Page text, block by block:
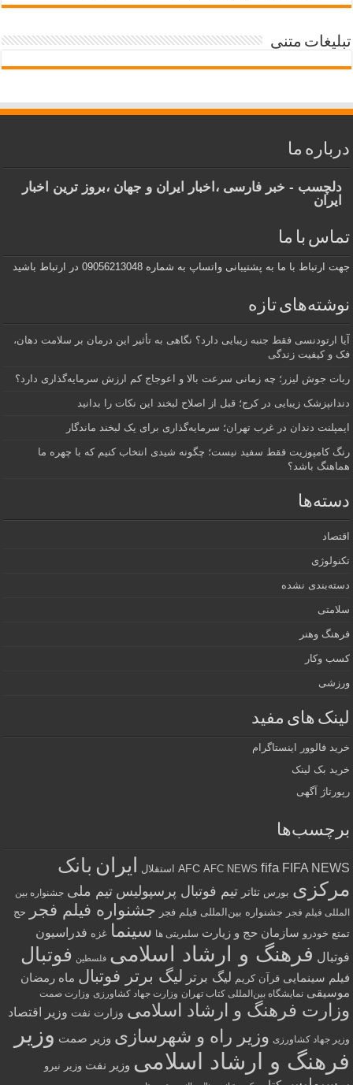
تبلیغات متنی
درباره ما
دلچسب - خبر فارسی ،اخبار ایران و جهان ،بروز ترین اخبار
ایران
تماس با ما
جهت ارتباط با ما به پشتیبانی واتساپ به شماره 09056213048 در ارتباط باشید
نوشته‌های تازه
آیا ارتودنسی فقط جنبه زیبایی دارد؟ نگاهی به تأثیر این درمان بر سلامت دهان،
فک و کیفیت زندگی
ربات جوش لیزر؛ چه زمانی سرعت بالا و اعوجاج کم ارزش سرمایه‌گذاری دارد؟
دندانپزشک زیبایی در کرج؛ قبل از اصلاح لبخند این نکات را بدانید
ایمپلنت دندان در غرب تهران؛ سرمایه‌گذاری برای یک لبخند ماندگار
رنگ کامپوزیت فقط سفید نیست؛ چگونه شیدی انتخاب کنیم که با چهره ما
هماهنگ باشد؟
دسته‌ها
اقتصاد
تکنولوژی
دسته‌بندی نشده
سلامتی
فرهنگ وهنر
کسب وکار
ورزشی
لینک های مفید
خرید فالوور اینستاگرام
خرید بک لینک
رپورتاژ آگهی
برچسب‌ها
AFC AFC NEWS fifa FIFA NEWS استقلال ایران بانک
مرکزی بورس تئاتر تیم فوتبال پرسپولیس تیم ملی جشنواره بین
المللی فیلم فجر جشنواره بین‌المللی فیلم فجر جشنواره فیلم فجر
حج
تمتع خودرو سازمان حج و زیارت سلبریتی ها سینما غزه فدراسیون
فوتبال فرهنگ و ارشاد اسلامی فلسطین فوتبال
فیلم سینمایی قرآن کریم لیگ برتر لیگ برتر فوتبال ماه رمضان
موسیقی نمایشگاه بین‌المللی کتاب تهران وزارت جهاد کشاورزی وزارت صمت
وزارت فرهنگ و ارشاد اسلامی وزارت نفت وزیر اقتصاد
وزیر جهاد کشاورزی وزیر راه و شهرسازی وزیر صمت وزیر
فرهنگ و ارشاد اسلامی وزیر نفت وزیر نیرو